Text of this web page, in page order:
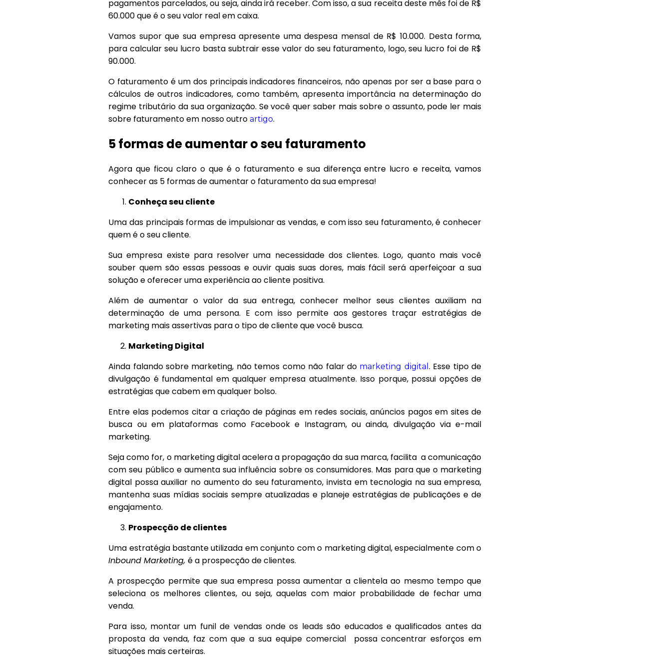
pagamentos parcelados, ou seja, ainda irá receber. Com isso, a sua receita deste mês foi de R$
60.000 que é o seu valor real em caixa.
Vamos supor que sua empresa apresente uma despesa mensal de R$ 10.000. Desta forma,
para calcular seu lucro basta subtrair esse valor do seu faturamento, logo, seu lucro foi de R$
90.000.
O faturamento é um dos principais indicadores financeiros, não apenas por ser a base para o
cálculos de outros indicadores, como também, apresenta importância na determinação do
regime tributário da sua organização. Se você quer saber mais sobre o assunto, pode ler mais
sobre faturamento em nosso outroartigo.
5 formas de aumentar o seu faturamento
Agora que ficou claro o que é o faturamento e sua diferença entre lucro e receita, vamos
conhecer as 5 formas de aumentar o faturamento da sua empresa!
Conheça seu cliente
Uma das principais formas de impulsionar as vendas, e com isso seu faturamento, é conhecer
quem é o seu cliente.
Sua empresa existe para resolver uma necessidade dos clientes. Logo, quanto mais você
souber quem são essas pessoas e ouvir quais suas dores, mais fácil será aperfeiçoar a sua
solução e oferecer uma experiência ao cliente positiva.
Além de aumentar o valor da sua entrega, conhecer melhor seus clientes auxiliam na
determinação de uma persona. E com isso permite aos gestores traçar estratégias de
marketing mais assertivas para o tipo de cliente que você busca.
Marketing Digital
Ainda falando sobre marketing, não temos como não falar do marketing digital . Esse tipo de
divulgação é fundamental em qualquer empresa atualmente. Isso porque, possui opções de
estratégias que cabem em qualquer bolso.
Entre elas podemos citar a criação de páginas em redes sociais, anúncios pagos em sites de
busca ou em plataformas como Facebook e Instagram, ou ainda, divulgação via e-mail
marketing.
Seja como for, o marketing digital acelera a propagação da sua marca, facilita a comunicação
com seu público e aumenta sua influência sobre os consumidores. Mas para que o marketing
digital possa auxiliar no aumento do seu faturamento, invista em tecnologia na sua empresa,
mantenha suas mídias sociais sempre atualizadas e planeje estratégias de publicações e de
engajamento.
Prospecção de clientes
Uma estratégia bastante utilizada em conjunto com o marketing digital, especialmente com o
Inbound Marketing,é a prospecção de clientes.
A prospecção permite que sua empresa possa aumentar a clientela ao mesmo tempo que
seleciona os melhores clientes, ou seja, aquelas com maior probabilidade de fechar uma
venda.
Para isso, montar um funil de vendas onde os leads são educados e qualificados antes da
proposta da venda, faz com que a sua equipe comercial possa concentrar esforços em
situações mais certeiras.